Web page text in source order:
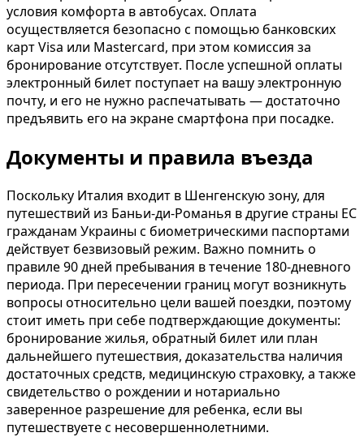
условия комфорта в автобусах. Оплата
осуществляется безопасно с помощью банковских
карт Visa или Mastercard, при этом комиссия за
бронирование отсутствует. После успешной оплаты
электронный билет поступает на вашу электронную
почту, и его не нужно распечатывать — достаточно
предъявить его на экране смартфона при посадке.
Документы и правила въезда
Поскольку Италия входит в Шенгенскую зону, для
путешествий из Баньи-ди-Романья в другие страны ЕС
гражданам Украины с биометрическими паспортами
действует безвизовый режим. Важно помнить о
правиле 90 дней пребывания в течение 180-дневного
периода. При пересечении границ могут возникнуть
вопросы относительно цели вашей поездки, поэтому
стоит иметь при себе подтверждающие документы:
бронирование жилья, обратный билет или план
дальнейшего путешествия, доказательства наличия
достаточных средств, медицинскую страховку, а также
свидетельство о рождении и нотариально
заверенное разрешение для ребенка, если вы
путешествуете с несовершеннолетними.